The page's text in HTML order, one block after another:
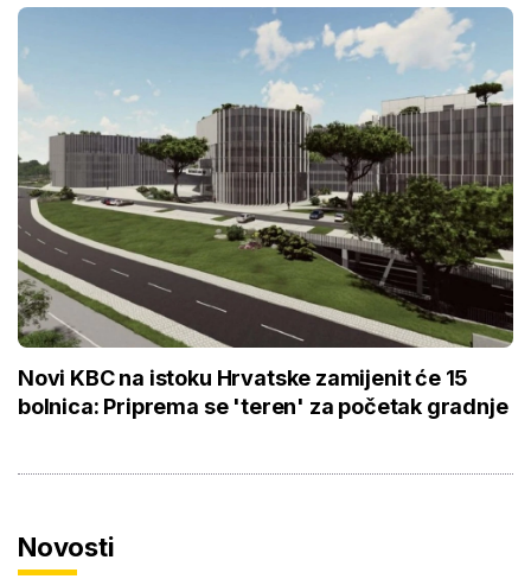
Novi KBC na istoku Hrvatske zamijenit će 15
bolnica: Priprema se 'teren' za početak gradnje
Novosti